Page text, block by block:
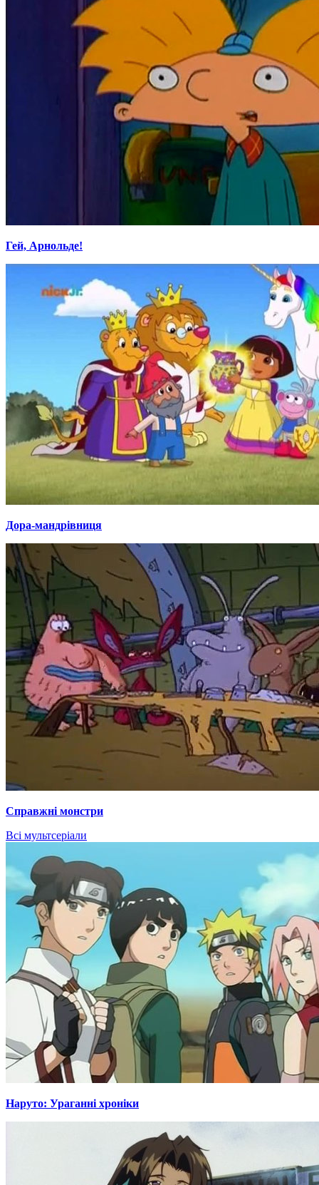
Гей, Арнольде!
Дора-мандрівниця
Справжні монстри
Всі мультсеріали
Наруто: Ураганні хроніки